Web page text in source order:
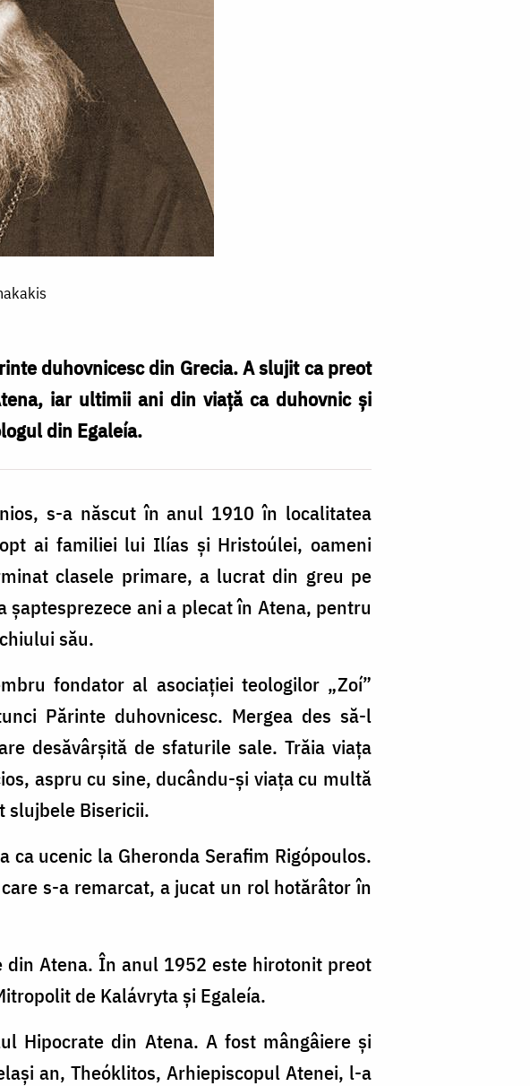
duhovnicesc din Grecia. A slujit ca preot
iar ultimii ani din viață ca duhovnic și
din Egaleía.
s-a născut în anul 1910 în localitatea
ai familiei lui Ilías și Hristoúlei, oameni
clasele primare, a lucrat din greu pe
ani a plecat în Atena, pentru
său.
fondator al asociației teologilor „Zoí”
Părinte duhovnicesc. Mergea des să-l
desăvârșită de sfaturile sale. Trăia viața
aspru cu sine, ducându-și viața cu multă
slujbele Bisericii.
ucenic la Gheronda Serafim Rigópoulos.
s-a remarcat, a jucat un rol hotărâtor în
Atena. În anul 1952 este hirotonit preot
de Kalávryta și Egaleía.
Hipocrate din Atena. A fost mângâiere și
an, Theóklitos, Arhiepiscopul Atenei, l-a